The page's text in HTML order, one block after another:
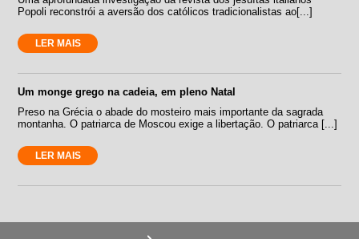
Popoli reconstrói a aversão dos católicos tradicionalistas ao[...]
LER MAIS
Um monge grego na cadeia, em pleno Natal
Preso na Grécia o abade do mosteiro mais importante da sagrada
montanha. O patriarca de Moscou exige a libertação. O patriarca [...]
LER MAIS